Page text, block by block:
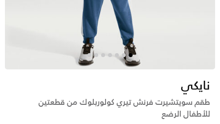
نايكي
طقم سويتشيرت فرنش تيري كولوربلوك من قطعتين
للأطفال الرضع